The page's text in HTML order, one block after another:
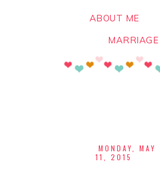
ABOUT ME
MARRIAGE
MONDAY, MAY
11, 2015